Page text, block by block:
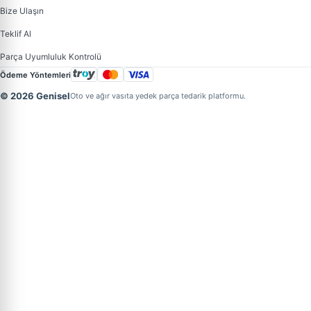
Bize Ulaşın
Teklif Al
Parça Uyumluluk Kontrolü
Ödeme Yöntemleri
© 2026 GeniselOto ve ağır vasıta yedek parça tedarik platformu.